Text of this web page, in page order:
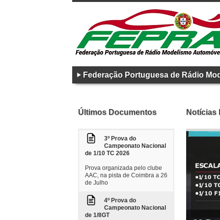
Federação Portuguesa de Rádio
Últimos Documentos
3º Prova do
Campeonato Nacional
de 1/10 TC 2026
Prova organizada pelo clube
AAC, na pista de Coimbra a 26
de Julho
4º Prova do
Campeonato Nacional
de 1/8GT
Notícias